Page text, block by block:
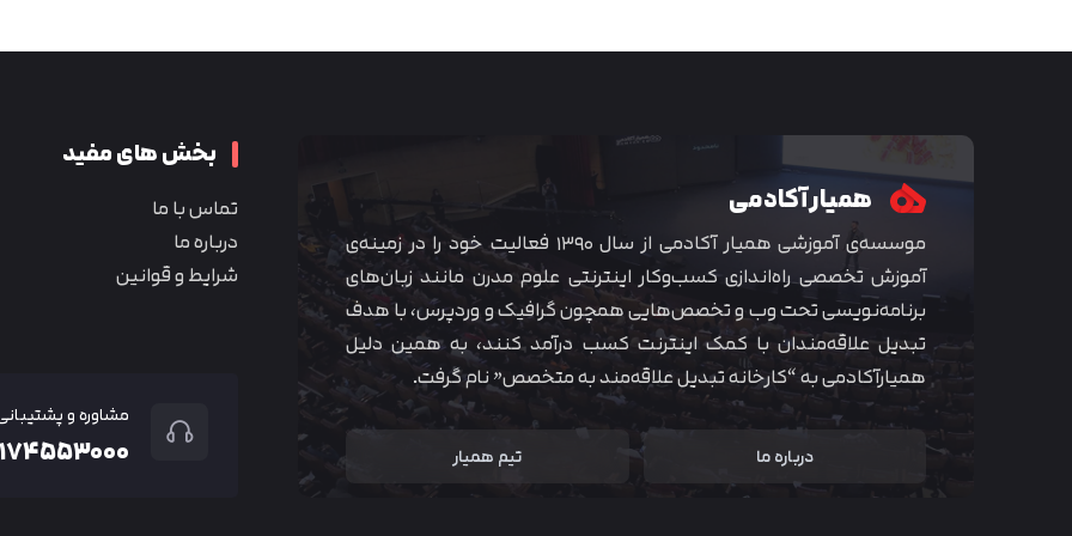
همیار آکادمی
موسسه‌ی آموزشی همیار آکادمی از سال ۱۳۹۰ فعالیت خود را در زمینه‌ی
آموزش تخصصی راه‌اندازی کسب‌و‌کار اینترنتی علوم مدرن مانند زبان‌های
برنامه‌نویسی تحت وب و تخصص‌هایی همچون گرافیک و وردپرس، با هدف
تبدیل علاقه‌مندان با کمک اینترنت کسب درآمد کنند، به همین دلیل
همیارآکادمی به “کارخانه تبدیل علاقه‌مند به متخصص” نام گرفت.
درباره ما تیم همیار
بخش های مفید
تماس با ما
درباره ما
شرایط و قوانین
مشاوره و